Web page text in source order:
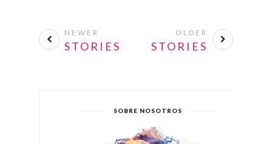
NEWER
STORIES
OLDER
STORIES
SOBRE NOSOTROS